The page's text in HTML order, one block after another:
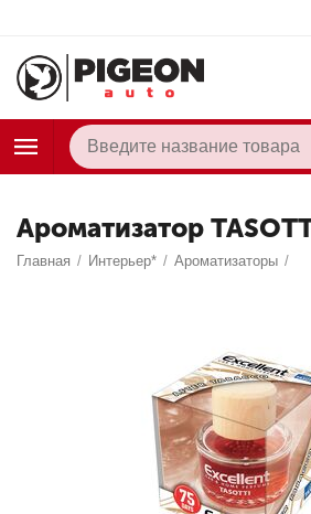
Ароматизатор
Главная / Интерьер* / Ароматизаторы /